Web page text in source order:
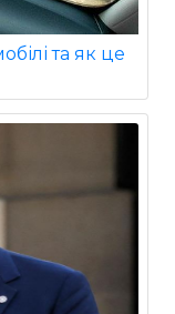
та як це